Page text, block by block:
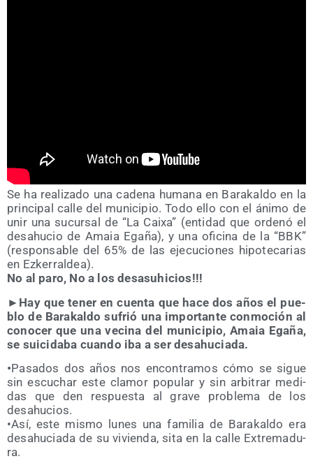
Se ha rea­li­za­do una cade­na huma­na en Bara­kal­do en la
prin­ci­pal calle del muni­ci­pio. Todo ello con el áni­mo de
unir una sucur­sal de “La Cai­xa” (enti­dad que orde­nó el
desahu­cio de Amaia Ega­ña), y una ofi­ci­na de la “BBK”
(res­pon­sa­ble del 65% de las eje­cu­cio­nes hipo­te­ca­rias
en Ezkerraldea).
No al paro, No a los desasuhicios!!!
► Hay que tener en cuen­ta que hace dos años el pue­
blo de Bara­kal­do sufrió una impor­tan­te con­mo­ción al
cono­cer que una veci­na del muni­ci­pio, Amaia Ega­ña,
se sui­ci­da­ba cuan­do iba a ser desahuciada.
•Pasa­dos dos años nos encon­tra­mos cómo se sigue
sin escu­char este cla­mor popu­lar y sin arbi­trar medi­
das que den res­pues­ta al gra­ve pro­ble­ma de los
desahucios.
•Así, este mis­mo lunes una fami­lia de Bara­kal­do era
desahu­cia­da de su vivien­da, sita en la calle Extre­ma­du­
ra.